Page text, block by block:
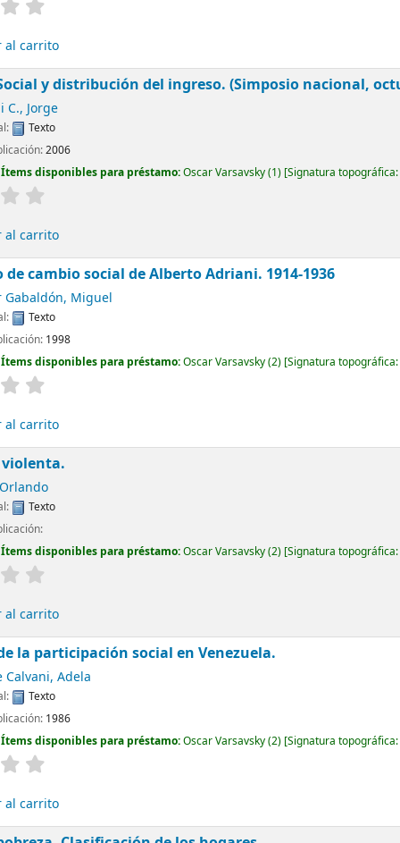
carrito
y distribución del ingreso. (Simposio nacional,
C., Jorge
Texto
2006
Ítems disponibles para préstamo:Oscar Varsavsky(1) Signatura
carrito
de cambio social de Alberto Adriani. 1914-1936
Gabaldón, Miguel
Texto
1998
Ítems disponibles para préstamo:Oscar Varsavsky(2) Signatura
carrito
violenta.
Texto
Ítems disponibles para préstamo:Oscar Varsavsky(2) Signatura
carrito
la participación social en Venezuela.
Calvani, Adela
Texto
1986
Ítems disponibles para préstamo:Oscar Varsavsky(2) Signatura
carrito